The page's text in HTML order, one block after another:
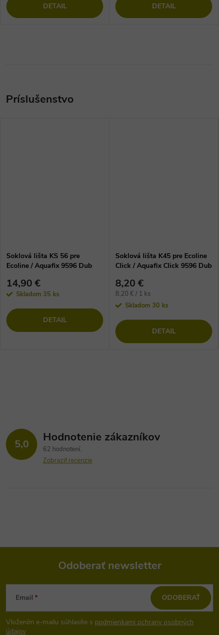
DETAIL DETAIL
Soklová lišta KS 56 pre
Ecoline / Aquafix 9596 Dub
14,90 €
Skladom 35 ks
DETAIL
Soklová lišta K45 pre Ecoline
Click / Aquafix Click 9596 Dub
8,20 €
Jednotková
cena:
8,20 € / 1 ks
Skladom 30 ks
DETAIL
5,0 Hodnotenie zákazníkov
62 hodnotení
Zobraziť recenzie
Z
á
Odoberať newsletter
Email
Vložením e-mailu súhlasíte s podmienkami ochrany osobných
údajov
ODOBERAŤ